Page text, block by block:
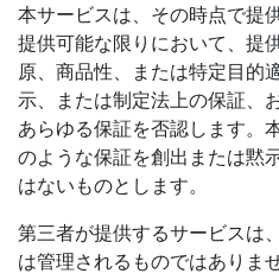
本サービスは、その時点で提
提供可能な限りにおいて、提
原、商品性、または特定目的
示、または制定法上の保証、
あらゆる保証を否認します。
のような保証を創出または黙
はないものとします。
第三者が提供するサービスは
は管理されるものではありま